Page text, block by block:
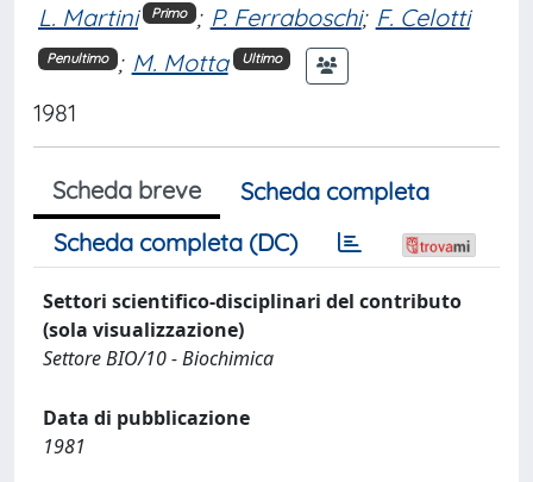
L. Martini Primo ; P. Ferraboschi; F. Celotti
Penultimo ; M. Motta Ultimo
1981
Scheda breve
Scheda completa
Scheda completa (DC)
Settori scientifico-disciplinari del contributo
(sola visualizzazione)
Settore BIO/10 - Biochimica
Data di pubblicazione
1981